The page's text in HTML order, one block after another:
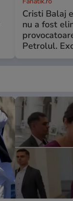
Cristi Balaj
nu a fost
Petrolul.